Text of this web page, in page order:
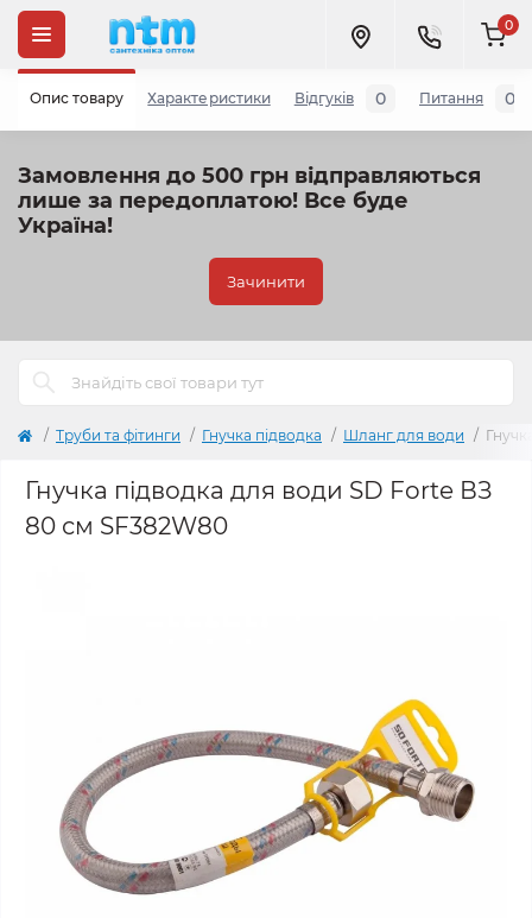
Замовлення до 500 грн відправляються
лише за передоплатою! Все буде
Україна!
Зачинити
0
Труби та фітинги Гнучка підводка Шланг для води
Гнучка підводка для води SD Forte ВЗ
80 см SF382W80
Опис товару Характеристики Відгуків 0 Питання 0